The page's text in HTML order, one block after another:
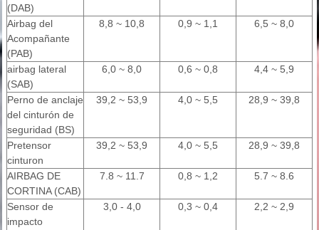
(DAB)
Airbag del
Acompañante
(PAB)
8,8 ~ 10,8 0,9 ~ 1,1 6,5 ~ 8,0
airbag lateral
(SAB)
6,0 ~ 8,0 0,6 ~ 0,8 4,4 ~ 5,9
Perno de anclaje
del cinturón de
seguridad (BS)
39,2 ~ 53,9 4,0 ~ 5,5 28,9 ~ 39,8
Pretensor
cinturon
39,2 ~ 53,9 4,0 ~ 5,5 28,9 ~ 39,8
AIRBAG DE
CORTINA (CAB)
7.8 ~ 11.7 0,8 ~ 1,2 5.7 ~ 8.6
Sensor de
impacto
3,0 - 4,0 0,3 ~ 0,4 2,2 ~ 2,9